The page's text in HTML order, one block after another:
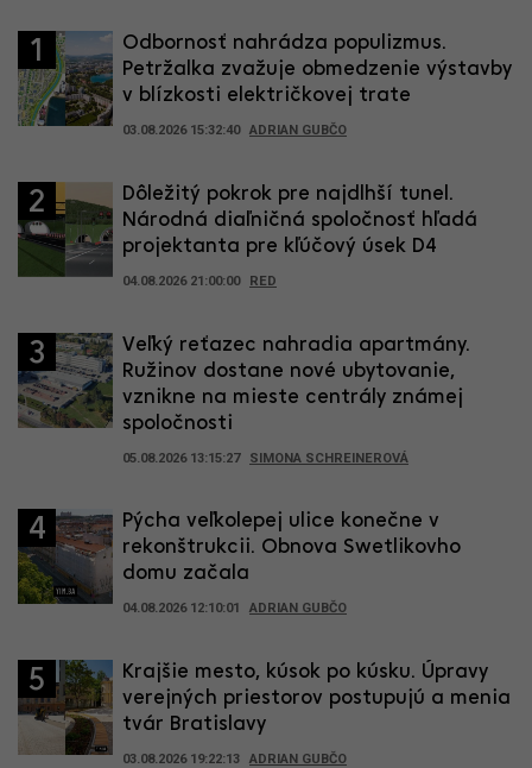
1
Odbornosť nahrádza populizmus.
Petržalka zvažuje obmedzenie výstavby
v blízkosti električkovej trate
03.08.2026 15:32:40 ADRIAN GUBČO
2
Dôležitý pokrok pre najdlhší tunel.
Národná diaľničná spoločnosť hľadá
projektanta pre kľúčový úsek D4
04.08.2026 21:00:00 RED
3
Veľký reťazec nahradia apartmány.
Ružinov dostane nové ubytovanie,
vznikne na mieste centrály známej
spoločnosti
05.08.2026 13:15:27 SIMONA SCHREINEROVÁ
4
Pýcha veľkolepej ulice konečne v
rekonštrukcii. Obnova Swetlikovho
domu začala
04.08.2026 12:10:01 ADRIAN GUBČO
5
Krajšie mesto, kúsok po kúsku. Úpravy
verejných priestorov postupujú a menia
tvár Bratislavy
03.08.2026 19:22:13 ADRIAN GUBČO